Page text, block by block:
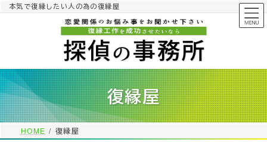
へ
ス
キ
ッ
プ
ョ
ン
に
移
動
本気で復縁したい人の為の復縁屋
復縁屋
HOME 復縁屋